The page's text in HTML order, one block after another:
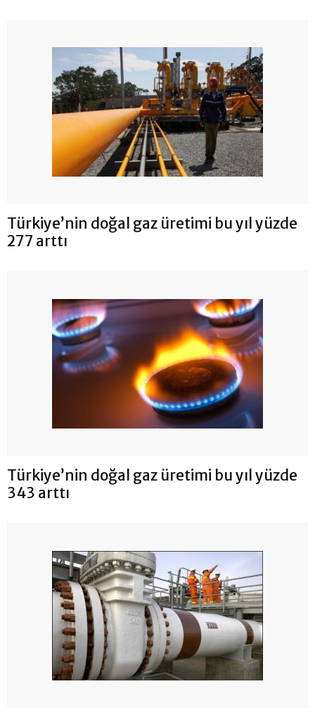
Türkiye’nin doğal gaz üretimi bu yıl yüzde
277 arttı
Türkiye’nin doğal gaz üretimi bu yıl yüzde
343 arttı